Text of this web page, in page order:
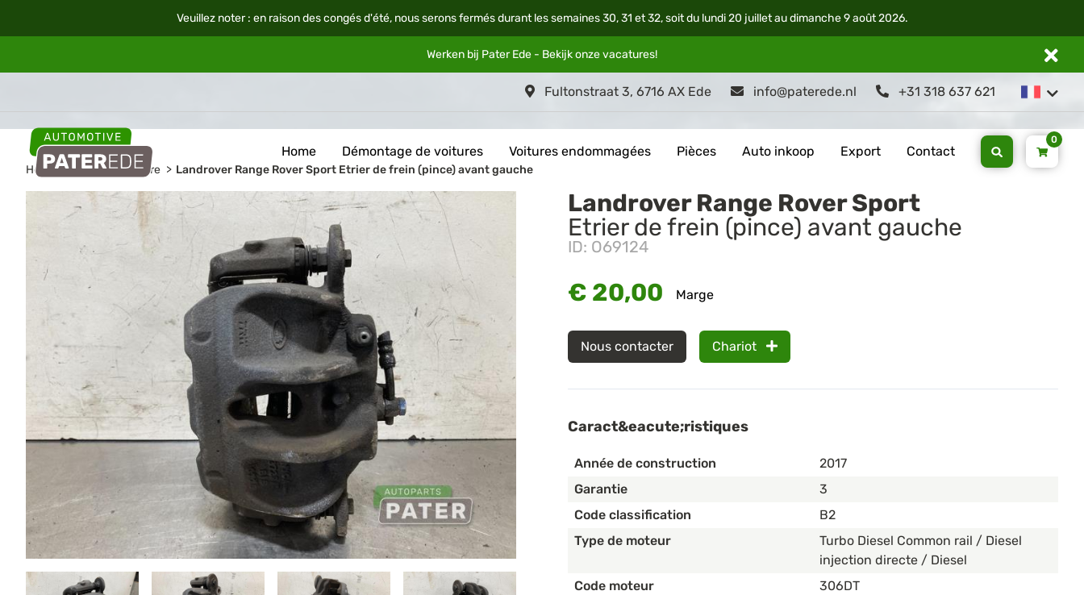
Veuillez noter : en raison des congés d'été, nous serons fermés durant les semaines 30, 31 et 32, soit du lundi 20 juillet au dimanche 9 août 2026.
Werken bij Pater Ede - Bekijk onzevacatures!
Fultonstraat 3, 6716 AX Ede info@paterede.nl +31 318 637 621
Home Démontage de voitures Voitures endommagées Pièces Auto inkoop Export Contact
0
Home Pièces de voiture Landrover Range Rover Sport Etrier de frein (pince) avant gauche
Landrover Range Rover Sport
Etrier de frein (pince) avant gauche
ID: O69124
€ 20,00 Marge
Nous contacter Chariot
Caract&eacute;ristiques
Année de construction
2017
Garantie
3
Code classification
B2
Type de moteur
Turbo Diesel Common rail / Diesel
injection directe / Diesel
Code moteur
306DT